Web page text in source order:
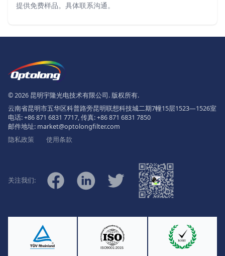
提供免费样品。具体联系沟通。
The Logo of Optolong Optics Co.,
© 2026 昆明宇隆光电技术有限公司. 版权所有.
云南省昆明市五华区科普路旁昆明联想科技城二期7幢15层1523—1526室
电话:+86 871 6831 7717, 传真:+86 871 6831 7850
邮件地址: market@optolongfilter.com
隐私政策
使用条款
关注我们: FacebookLinkedin Twitter
微信
Ⓡ
ISO9001:2015